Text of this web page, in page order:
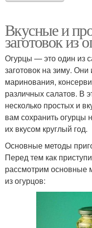
Большие огурцы
Огурцы с сухой
горчицей
Банки с горчицей
Вкусные и
заготовок из
Огурцы — это один из
заготовок на зиму.
маринования,
различных салатов. В
несколько простых и
вам сохранить огурцы
их вкусом круглый год.
Основные методы
Перед тем как
рассмотрим основные
из огурцов: